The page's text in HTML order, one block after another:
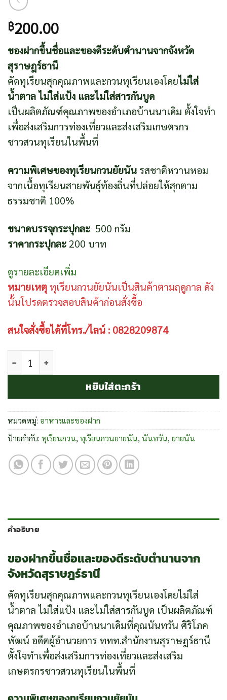
฿200.00
ของฝากขึ้นชื่อและของดีระดับตำนานจากจังหวัด
สุราษฎร์ธานี
คัดทุเรียนสุกคุณภาพและกวนทุเรียนเองโดยไม่ใส่
น้ำตาล ไม่ใส่แป้ง และไม่ใส่สารกันบูด
เป็นผลิตภัณฑ์คุณภาพของอำเภอบ้านนาเดิม ตั้งใจทำ
เพื่อส่งเสริมการท่องเที่ยวและส่งเสริมเกษตรกร
ชาวสวนทุเรียนในพื้นที่
ความพิเศษของทุเรียนกวนยัยนัน รสชาติหวานหอม
จากเนื้อทุเรียนสายพันธุ์ท้องถิ่นที่ปล่อยให้สุกตาม
ธรรมชาติ 100%
ขนาดบรรจุกระปุกละ 500 กรัม
ราคากระปุกละ 200 บาท
ดูรายละเอียดเพิ่ม
หมายเหตุ ทุเรียนกวนยัยนันเป็นสินค้าตามฤดูกาล ดัง
นั้นโปรดตรวจสอบสินค้าก่อนสั่งซื้อ
สนใจสั่งซื้อได้ที่โทร./ไลน์ : 0828209874
หยิบใส่ตะกร้า
หมวดหมู่: อาหารและของฝาก
ป้ายกำกับ: ทุเรียนกวน, ทุเรียนกวนยายนัน, นันทวัน, ยายนัน
คำอธิบาย
ของฝากขึ้นชื่อและของดีระดับตำนานจาก
จังหวัดสุราษฎร์ธานี
คัดทุเรียนสุกคุณภาพและกวนทุเรียนเองโดยไม่ใส่
น้ำตาล ไม่ใส่แป้ง และไม่ใส่สารกันบูด เป็นผลิตภัณฑ์
คุณภาพของอำเภอบ้านนาเดิมที่คุณนันทวัน ศิริโภค
พัฒน์ อดีตผู้อำนวยการ ททท.สำนักงานสุราษฎร์ธานี
ตั้งใจทำเพื่อส่งเสริมการท่องเที่ยวและส่งเสริม
เกษตรกรชาวสวนทุเรียนในพื้นที่